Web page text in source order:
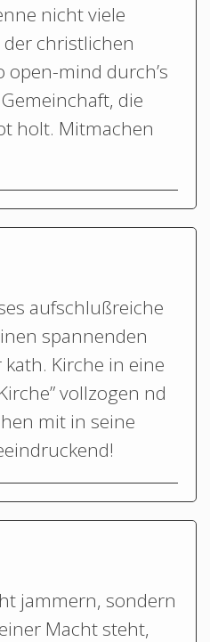
nicht viele
christlichen
mind durch’s
die
holt. Mitmachen
aufschlußreiche
spannenden
Kirche in eine
vollzogen nd
mit in seine
jammern, sondern
Macht steht,